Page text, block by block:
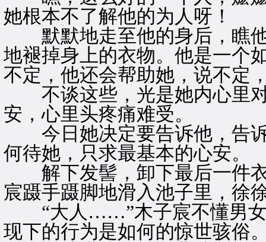
她根本不了解他的为人呀！
默默地走至他的身后，瞧他
地褪掉身上的衣物。他是一个
不定，他还会帮助她，说不
不谈这些，光是她内心里对
安，心里头疼痛难受。
今日她决定要告诉他，告诉
何待她，只求最基本的心安。
解下发髻，卸下最后一件衣
宸蹑手蹑脚地滑入池子里，徐
“大人……”木子宸不懂男女
现下的行为是如何的惊世骇俗